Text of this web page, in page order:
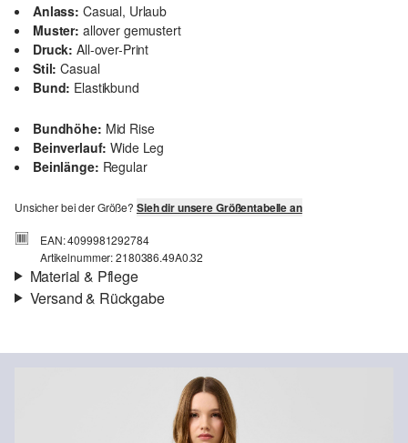
Anlass: Casual, Urlaub
Muster: allover gemustert
Druck: All-over-Print
Stil: Casual
Bund: Elastikbund
Bundhöhe: Mid Rise
Beinverlauf: Wide Leg
Beinlänge: Regular
Unsicher bei der Größe? Sieh dir unsere Größentabelle an
EAN: 4099981292784
Artikelnummer: 2180386.49A0.32
Material & Pflege
Material: Viskosemix
Versand & Rückgabe
Card Kunden profitieren von kostenfreier Standardlieferung ab
einem Mindestbestellwert in Höhe von 149,00 € (bei einem
geringeren Bestellwert betragen die Versandkosten für eine